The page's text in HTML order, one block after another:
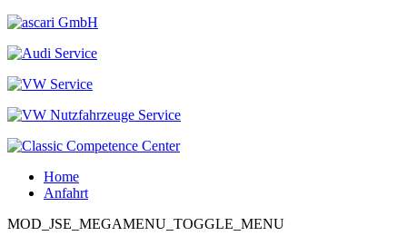
Home
Anfahrt
MOD_JSE_MEGAMENU_TOGGLE_MENU